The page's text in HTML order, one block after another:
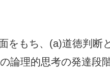
もち、(a)道徳判断
論理的思考の発達段